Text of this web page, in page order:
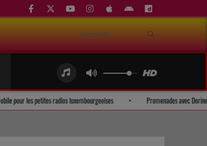
mobile pour les petites radios luxembourgeoises Promenades